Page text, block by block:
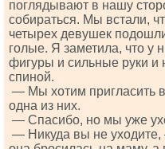
поглядывают в нашу
собираться. Мы встали,
четырех девушек
голые. Я заметила, что у
фигуры и сильные руки и
спиной.
— Мы хотим пригласить
одна из них.
— Спасибо, но мы уже
— Никуда вы не